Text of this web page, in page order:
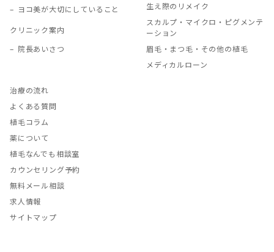
ヨコ美が大切にしていること
クリニック案内
院長あいさつ
生え際のリメイク
スカルプ・マイクロ・ピグメンテ
ーション
眉毛・まつ毛・その他の植毛
メディカルローン
治療の流れ
よくある質問
植毛コラム
薬について
植毛なんでも相談室
カウンセリング予約
無料メール相談
求人情報
サイトマップ